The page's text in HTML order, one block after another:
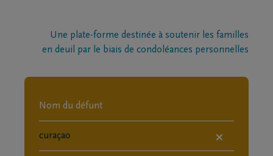
Une plate-forme destinée à soutenir les familles
en deuil par le biais de condoléances personnelles
×